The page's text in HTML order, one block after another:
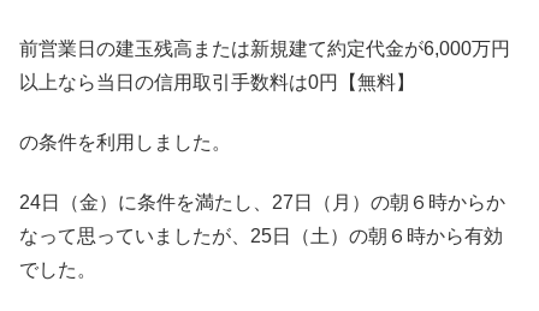
前営業日の建玉残高または新規建て約定代金が6,000万円
以上なら当日の信用取引手数料は0円【無料】
の条件を利用しました。
24日（金）に条件を満たし、27日（月）の朝６時からか
なって思っていましたが、25日（土）の朝６時から有効
でした。